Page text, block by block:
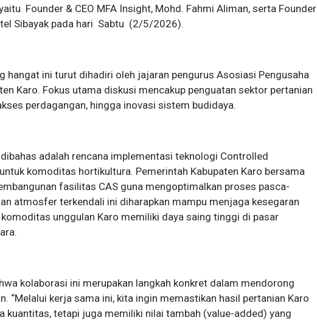
Founder & CEO MFA Insight, Mohd. Fahmi Aliman, serta Founder
Sibayak pada hari Sabtu (2/5/2026).
hangat ini turut dihadiri oleh jajaran pengurus Asosiasi Pengusaha
Karo. Fokus utama diskusi mencakup penguatan sektor pertanian
perdagangan, hingga inovasi sistem budidaya.
adalah rencana implementasi teknologi Controlled
komoditas hortikultura. Pemerintah Kabupaten Karo bersama
fasilitas CAS guna mengoptimalkan proses pasca-
atmosfer terkendali ini diharapkan mampu menjaga kesegaran
unggulan Karo memiliki daya saing tinggi di pasar
kolaborasi ini merupakan langkah konkret dalam mendorong
“Melalui kerja sama ini, kita ingin memastikan hasil pertanian Karo
kuantitas, tetapi juga memiliki nilai tambah (value-added) yang